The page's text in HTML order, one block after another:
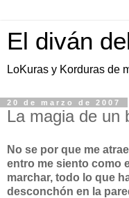
El diván
LoKuras y Korduras de
20 de marzo de 2007
La magia de un
No se por que me
entro me siento como
marchar, todo lo que
desconchón en la